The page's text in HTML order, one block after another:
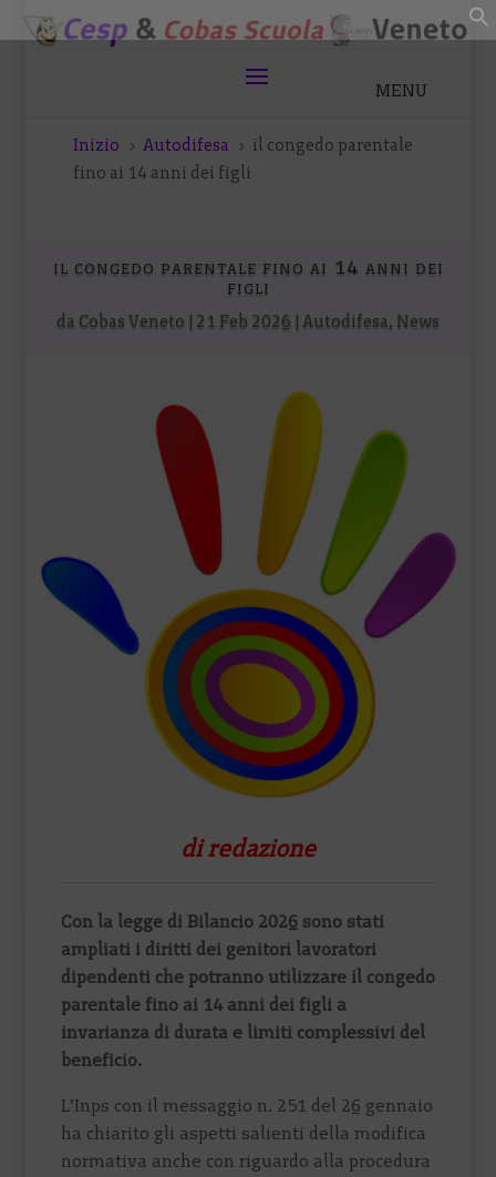
Inizio 5 Autodifesa 5 il congedo parentale
fino ai 14 anni dei figli
il congedo parentale fino ai 14 anni dei
figli
da Cobas Veneto 21 Feb 2026 Autodifesa, News
di redazione
Con la legge di Bilancio 2026 sono stati
ampliati i diritti dei genitori lavoratori
dipendenti che potranno utilizzare il congedo
parentale fino ai 14 anni dei figli a
invarianza di durata e limiti complessivi del
beneficio.
L’Inps con il messaggio n. 251 del 26 gennaio
ha chiarito gli aspetti salienti della modifica
normativa anche con riguardo alla procedura